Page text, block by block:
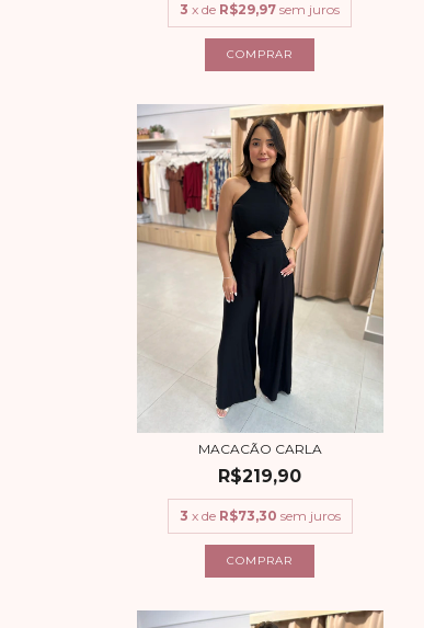
3 x de R$29,97 sem juros
COMPRAR
MACACÃO CARLA
R$219,90
3 x de R$73,30 sem juros
COMPRAR